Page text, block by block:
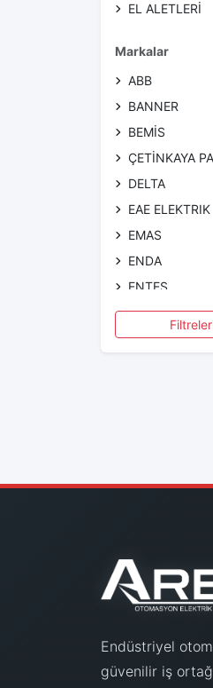
EL ALETLERİ
Diğer
ENDÜSTRİYEL
Markalar
ABB
BANNER
BEMİS
ÇETİNKAYA
DELTA
EAE ELEKTRIK
EMAS
ENDA
ENTES
FENAC
GMT CNT
LUMEL
MOLWEX
OMRON
PANNECT
PİYASA
Endüstriyel
güvenilir iş